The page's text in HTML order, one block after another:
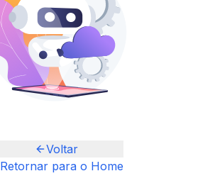
Voltar
Retornar para o Home